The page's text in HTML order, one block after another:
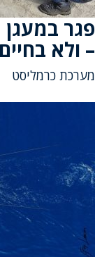
פגר במעגן
– ולא
מערכת כרמליסט